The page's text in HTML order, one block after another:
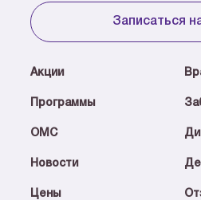
Акции
Программы
ОМС
Новости
Цены
Записаться